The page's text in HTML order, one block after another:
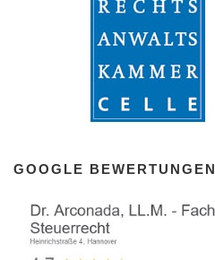
GOOGLE BEWERTUNGEN